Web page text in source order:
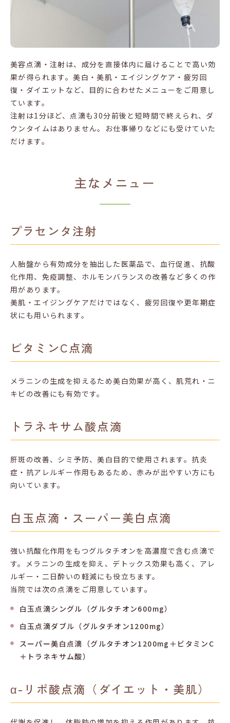
美容点滴・注射は、成分を直接体内に届けることで高い効
果が得られます。美白・美肌・エイジングケア・疲労回
復・ダイエットなど、目的に合わせたメニューをご用意し
ています。
注射は1分ほど、点滴も30分前後と短時間で終えられ、ダ
ウンタイムはありません。お仕事帰りなどにも受けていた
だけます。
主なメニュー
プラセンタ注射
人胎盤から有効成分を抽出した医薬品で、血行促進、抗酸
化作用、免疫調整、ホルモンバランスの改善など多くの作
用があります。
美肌・エイジングケアだけではなく、疲労回復や更年期症
状にも用いられます。
ビタミンC点滴
メラニンの生成を抑えるため美白効果が高く、肌荒れ・ニ
キビの改善にも有効です。
トラネキサム酸点滴
肝斑の改善、シミ予防、美白目的で使用されます。抗炎
症・抗アレルギー作用もあるため、赤みが出やすい方にも
向いています。
白玉点滴・スーパー美白点滴
強い抗酸化作用をもつグルタチオンを高濃度で含む点滴で
す。メラニンの生成を抑え、デトックス効果も高く、アレ
ルギー・二日酔いの軽減にも役立ちます。
当院では次の点滴をご用意しています。
白玉点滴シングル（グルタチオン600mg）
白玉点滴ダブル（グルタチオン1200mg）
スーパー美白点滴（グルタチオン1200mg＋ビタミンC
＋トラネキサム酸）
α-リポ酸点滴（ダイエット・美肌）